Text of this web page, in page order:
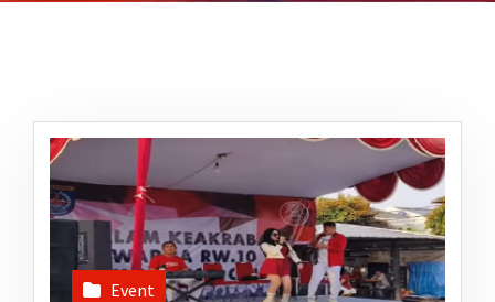
Event